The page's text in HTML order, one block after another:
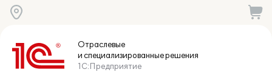
Отраслевые
и специализированныерешения
1С:Предприятие